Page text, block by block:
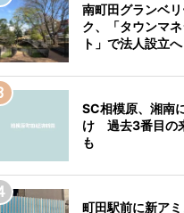
南町田グランベ
ク、「タウンマ
ト」で法人設立へ
SC相模原、湘南
け 過去3番目の
も
町田駅前に新ア